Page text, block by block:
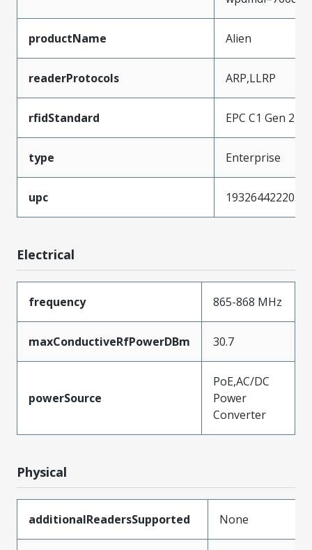
productName Alien
readerProtocols ARP,LLRP
rfidStandard EPC C1 Gen
type Enterprise
upc 193264422203
Electrical
frequency 865-868 MHz
maxConductiveRfPowerDBm 30.7
powerSource
PoE,AC/DC
Power
Converter
Physical
additionalReadersSupported None